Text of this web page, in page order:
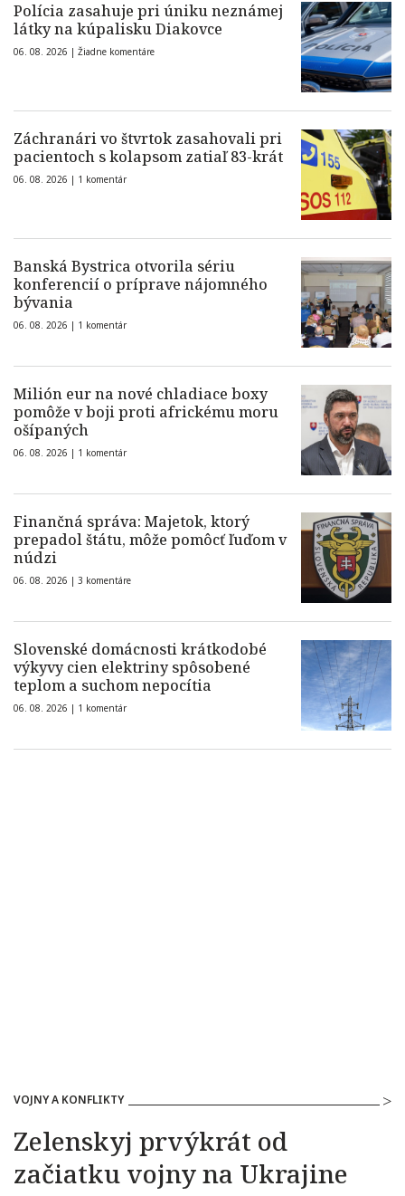
Polícia zasahuje pri úniku neznámej
látky na kúpalisku Diakovce
06. 08. 2026 | Žiadne komentáre
Záchranári vo štvrtok zasahovali pri
pacientoch s kolapsom zatiaľ 83-krát
06. 08. 2026 | 1 komentár
Banská Bystrica otvorila sériu
konferencií o príprave nájomného
bývania
06. 08. 2026 | 1 komentár
Milión eur na nové chladiace boxy
pomôže v boji proti africkému moru
ošípaných
06. 08. 2026 | 1 komentár
Finančná správa: Majetok, ktorý
prepadol štátu, môže pomôcť ľuďom v
núdzi
06. 08. 2026 | 3 komentáre
Slovenské domácnosti krátkodobé
výkyvy cien elektriny spôsobené
teplom a suchom nepocítia
06. 08. 2026 | 1 komentár
VOJNY A KONFLIKTY
Zelenskyj prvýkrát od
začiatku vojny na Ukrajine